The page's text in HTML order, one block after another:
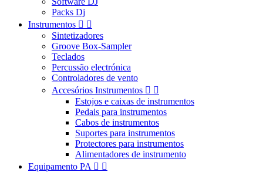
Packs Dj
Instrumentos  
Sintetizadores
Groove Box-Sampler
Teclados
Percussão electrónica
Controladores de vento
Accesórios Instrumentos  
Estojos e caixas de instrumentos
Pedais para instrumentos
Cabos de instrumentos
Suportes para instrumentos
Protectores para instrumentos
Alimentadores de instrumento
Equipamento PA  